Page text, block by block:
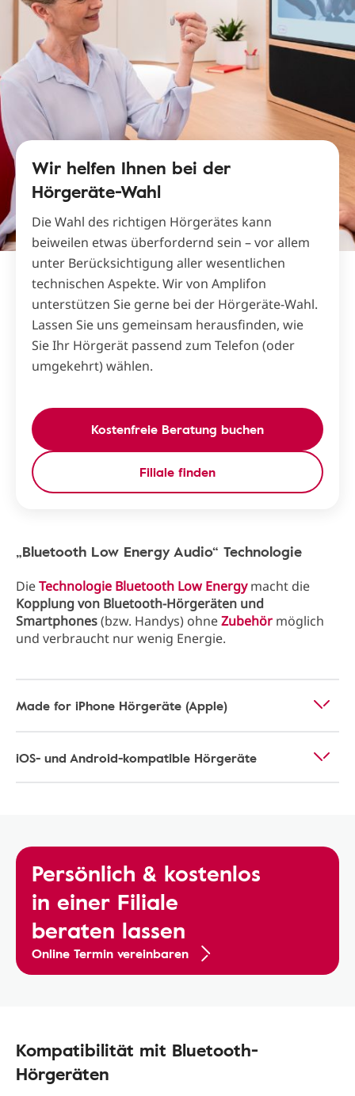
Wir helfen Ihnen bei der
Hörgeräte-Wahl
Die Wahl des richtigen Hörgerätes kann
beiweilen etwas überfordernd sein – vor allem
unter Berücksichtigung aller wesentlichen
technischen Aspekte. Wir von Amplifon
unterstützen Sie gerne bei der Hörgeräte-Wahl.
Lassen Sie uns gemeinsam herausfinden, wie
Sie Ihr Hörgerät passend zum Telefon (oder
umgekehrt) wählen.
Kostenfreie Beratung buchen
Filiale finden
„Bluetooth Low Energy Audio“ Technologie
DieTechnologie Bluetooth Low Energymacht die
Kopplung von Bluetooth-Hörgeräten und
Smartphones(bzw. Handys) ohneZubehör möglich
und verbraucht nur wenig Energie.
Made for iPhone Hörgeräte (Apple)
iOS- und Android-kompatible Hörgeräte
Persönlich & kostenlos
in einer Filiale
beraten lassen
Online Termin vereinbaren
Kompatibilität mit Bluetooth-
Hörgeräten